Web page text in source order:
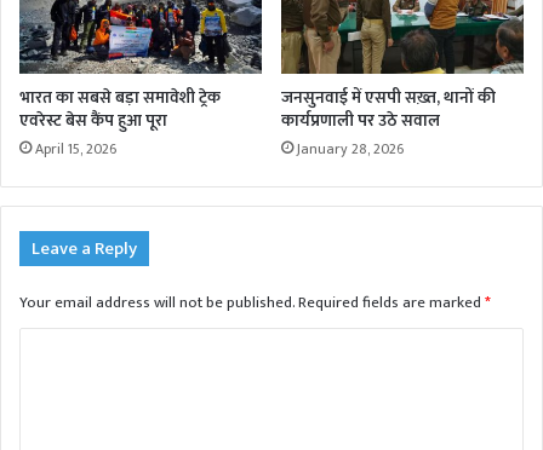
भारत का सबसे बड़ा समावेशी ट्रेक
एवरेस्ट बेस कैंप हुआ पूरा
April 15, 2026
जनसुनवाई में एसपी सख़्त, थानों की
कार्यप्रणाली पर उठे सवाल
January 28, 2026
Leave a Reply
Your email address will not be published.Required fields are marked*